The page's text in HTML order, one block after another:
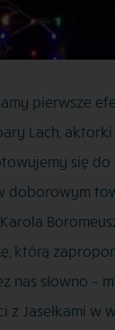
pierwsze
Lach,
się
doborowym
słowno –
Jasełkami w